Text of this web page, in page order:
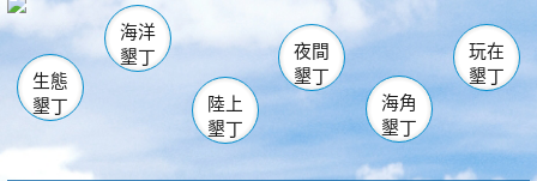
南仁湖
海生館
恆春 佳樂水
龍鑾潭自然中心 森林遊樂區
瓊麻館
關山 墾管處遊客中心
社頂公園 風吹沙
船帆石
白砂 龍磐公園
香蕉灣
砂島
鵝鑾鼻
生態
墾丁
海洋
墾丁
陸上
墾丁
夜間
墾丁
海角
墾丁
玩在
墾丁